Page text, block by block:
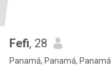
Fefi, 28
Panamá, Panamá, Panamá